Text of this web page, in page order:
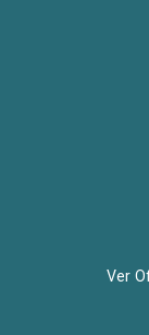
Ver